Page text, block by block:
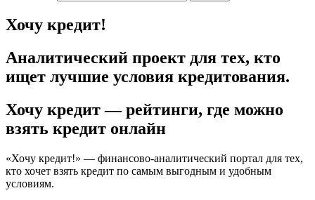
Хочу кредит!
Аналитический проект для тех, кто
ищет лучшие условия кредитования.
Хочу кредит — рейтинги, где можно
взять кредит онлайн
«Хочу кредит!» — финансово-аналитический портал для тех,
кто хочет взять кредит по самым выгодным и удобным
условиям.